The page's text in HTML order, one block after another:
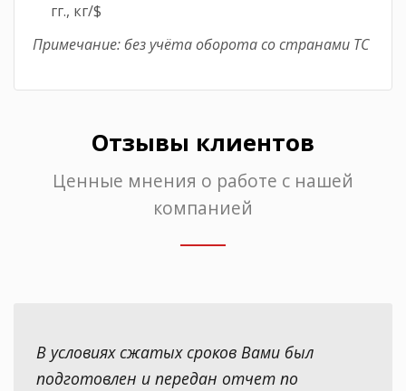
гг., кг/$
Примечание: без учёта оборота со странами ТС
Отзывы клиентов
Ценные мнения о работе с нашей
компанией
В условиях сжатых сроков Вами был
подготовлен и передан отчет по